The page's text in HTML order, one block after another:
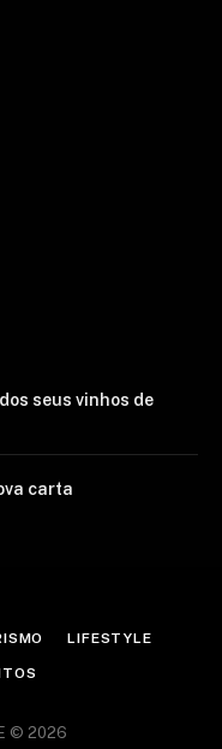
seus vinhos de
carta
LIFESTYLE
© 2026